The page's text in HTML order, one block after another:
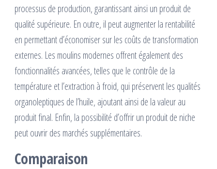
processus de production, garantissant ainsi un produit de
qualité supérieure. En outre, il peut augmenter la rentabilité
en permettant d’économiser sur les coûts de transformation
externes. Les moulins modernes offrent également des
fonctionnalités avancées, telles que le contrôle de la
température et l’extraction à froid, qui préservent les qualités
organoleptiques de l’huile, ajoutant ainsi de la valeur au
produit final. Enfin, la possibilité d’offrir un produit de niche
peut ouvrir des marchés supplémentaires.
Comparaison